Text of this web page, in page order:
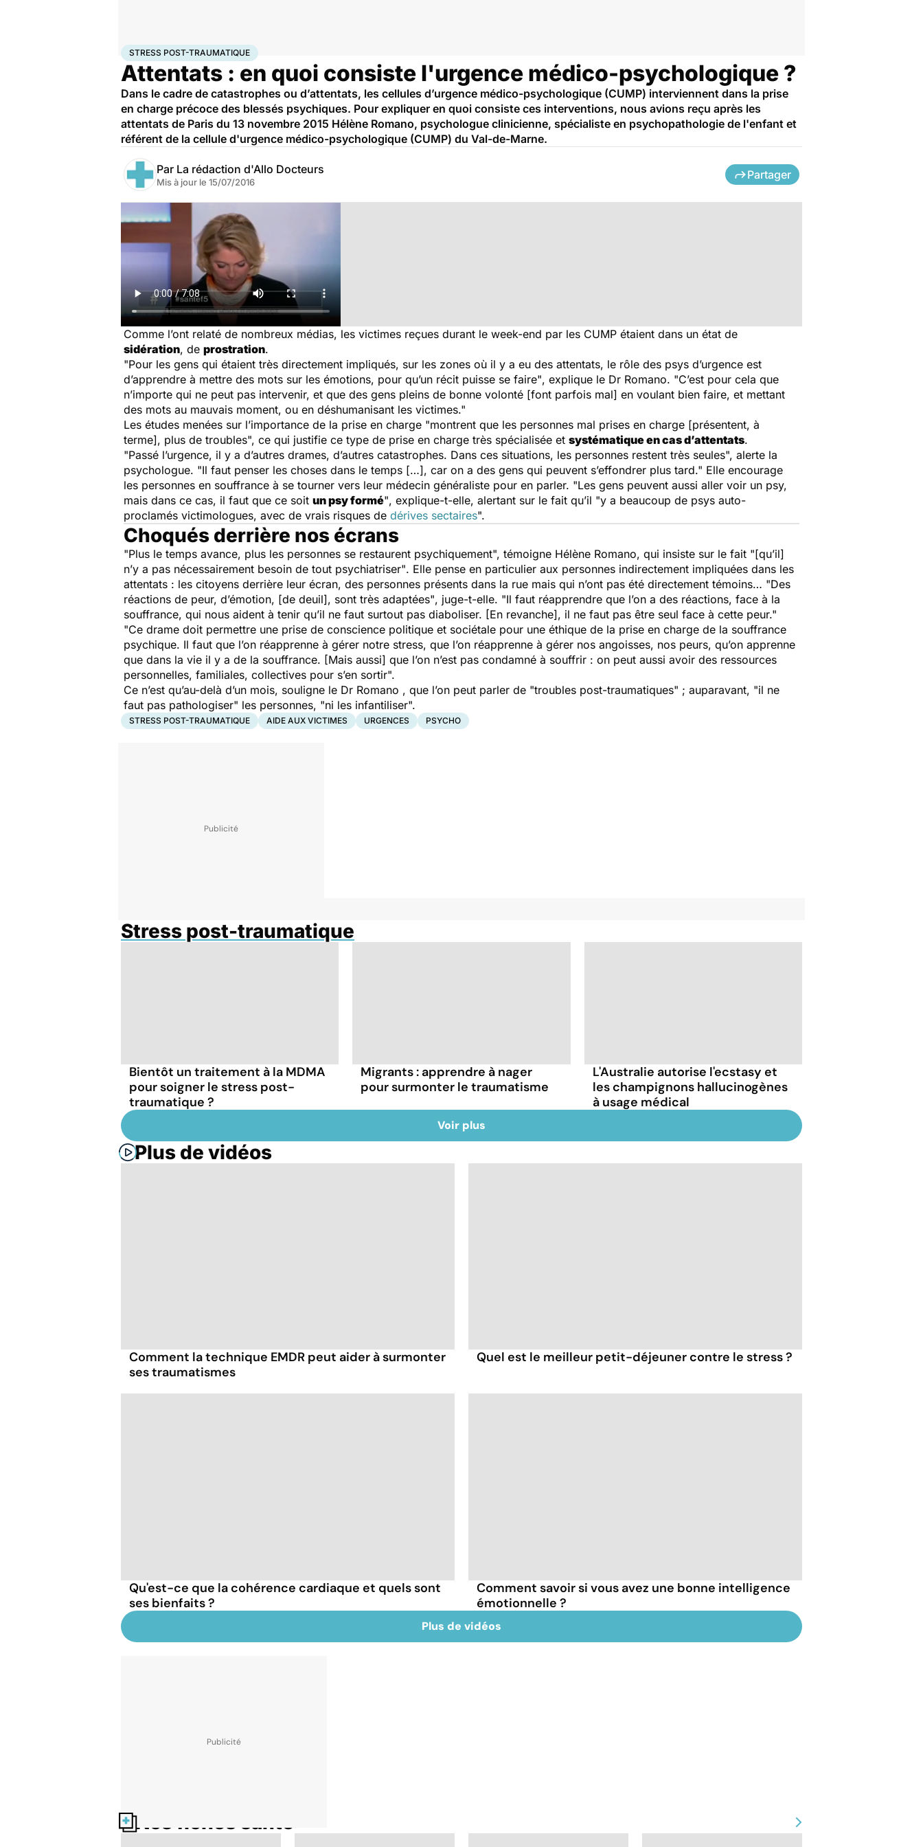
AccueilSantéUrgencesStress post-traumatique
STRESS POST-TRAUMATIQUE
Attentats : en quoi consiste l'urgence médico-psychologique ?
Dans le cadre de catastrophes ou d’attentats, les cellules d’urgence médico-psychologique (CUMP) interviennent dans la prise
en charge précoce des blessés psychiques. Pour expliquer en quoi consiste ces interventions, nous avions reçu après les
attentats de Paris du 13 novembre 2015 Hélène Romano, psychologue clinicienne, spécialiste en psychopathologie de l'enfant et
référent de la cellule d'urgence médico-psychologique (CUMP) du Val-de-Marne.
Par La rédaction d'Allo Docteurs
Mis à jour le 15/07/2016
Partager
Comme l’ont relaté de nombreux médias, les victimes reçues durant le week-end par les CUMP étaient dans un état de
sidération, de prostration.
"Pour les gens qui étaient très directement impliqués, sur les zones où il y a eu des attentats, le rôle des psys d’urgence est
d’apprendre à mettre des mots sur les émotions, pour qu’un récit puisse se faire", explique le Dr Romano. "C’est pour cela que
n’importe qui ne peut pas intervenir, et que des gens pleins de bonne volonté [font parfois mal] en voulant bien faire, et mettant
des mots au mauvais moment, ou en déshumanisant les victimes."
Les études menées sur l’importance de la prise en charge "montrent que les personnes mal prises en charge [présentent, à
terme], plus de troubles", ce qui justifie ce type de prise en charge très spécialisée et systématique en cas d’attentats.
"Passé l’urgence, il y a d’autres drames, d’autres catastrophes. Dans ces situations, les personnes restent très seules", alerte la
psychologue. "Il faut penser les choses dans le temps […], car on a des gens qui peuvent s’effondrer plus tard." Elle encourage
les personnes en souffrance à se tourner vers leur médecin généraliste pour en parler. "Les gens peuvent aussi aller voir un psy,
mais dans ce cas, il faut que ce soit un psy formé", explique-t-elle, alertant sur le fait qu’il "y a beaucoup de psys auto-
proclamés victimologues, avec de vrais risques de dérives sectaires".
Choqués derrière nos écrans
"Plus le temps avance, plus les personnes se restaurent psychiquement", témoigne Hélène Romano, qui insiste sur le fait "[qu’il]
n’y a pas nécessairement besoin de tout psychiatriser". Elle pense en particulier aux personnes indirectement impliquées dans les
attentats : les citoyens derrière leur écran, des personnes présents dans la rue mais qui n’ont pas été directement témoins… "Des
réactions de peur, d’émotion, [de deuil], sont très adaptées", juge-t-elle. "Il faut réapprendre que l’on a des réactions, face à la
souffrance, qui nous aident à tenir qu’il ne faut surtout pas diaboliser. [En revanche], il ne faut pas être seul face à cette peur."
"Ce drame doit permettre une prise de conscience politique et sociétale pour une éthique de la prise en charge de la souffrance
psychique. Il faut que l’on réapprenne à gérer notre stress, que l’on réapprenne à gérer nos angoisses, nos peurs, qu’on apprenne
que dans la vie il y a de la souffrance. [Mais aussi] que l’on n’est pas condamné à souffrir : on peut aussi avoir des ressources
personnelles, familiales, collectives pour s’en sortir".
Ce n’est qu’au-delà d’un mois, souligne le Dr Romano , que l’on peut parler de "troubles post-traumatiques" ; auparavant, "il ne
faut pas pathologiser" les personnes, "ni les infantiliser".
STRESS POST-TRAUMATIQUE AIDE AUX VICTIMES URGENCES PSYCHO
Stress post-traumatique
Bientôt un traitement à la MDMA
pour soigner le stress post-
traumatique ?
Migrants : apprendre à nager
pour surmonter le traumatisme
L'Australie autorise l'ecstasy et
les champignons hallucinogènes
à usage médical
Voir plus
Plus de vidéos
Comment la technique EMDR peut aider à surmonter
ses traumatismes
Quel est le meilleur petit-déjeuner contre le stress ?
Qu'est-ce que la cohérence cardiaque et quels sont
ses bienfaits ?
Comment savoir si vous avez une bonne intelligence
émotionnelle ?
Plus de vidéos
Nos fiches santé